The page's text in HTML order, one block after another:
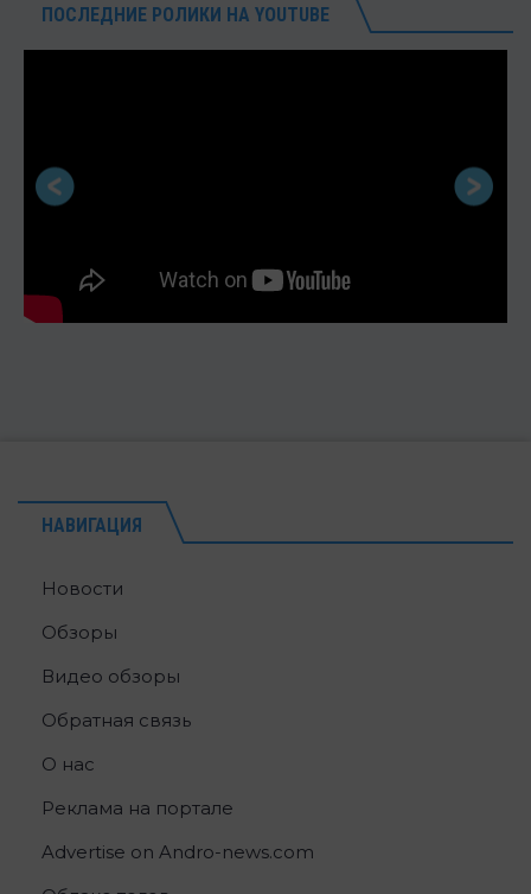
ПОСЛЕДНИЕ РОЛИКИ НА YOUTUBE
НАВИГАЦИЯ
Новости
Обзоры
Видео обзоры
Обратная связь
О нас
Реклама на портале
Advertise on Andro-news.com